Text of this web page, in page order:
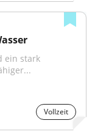
ein stark
Vollzeit